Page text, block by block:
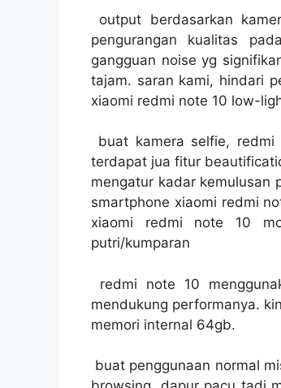
output berdasarkan
pengurangan kualitas
gangguan noise yg
tajam. saran kami, hindari
xiaomi redmi note 10 low-
buat kamera selfie,
terdapat jua fitur
mengatur kadar kemulusan
smartphone xiaomi redmi
xiaomi redmi note 10
putri/kumparan
redmi note 10
mendukung performanya.
memori internal 64gb.
buat penggunaan normal